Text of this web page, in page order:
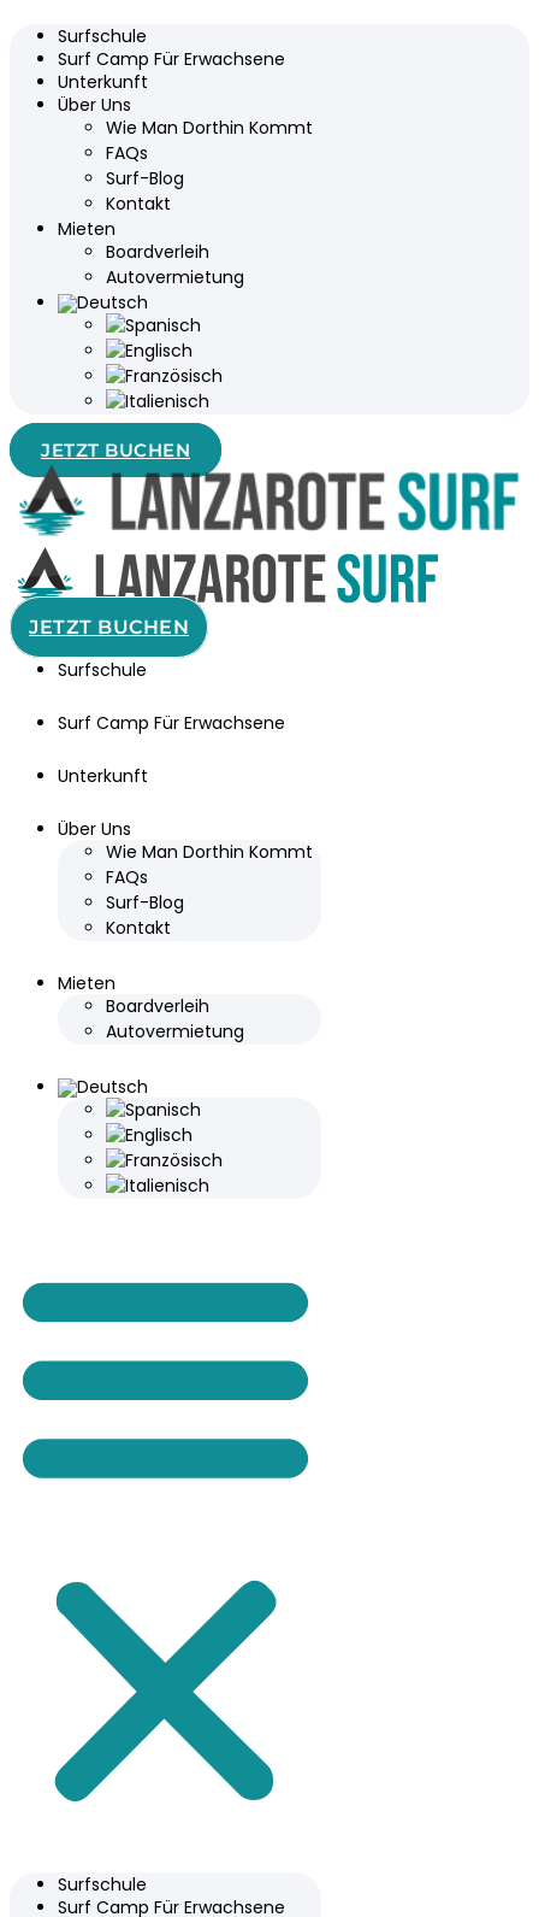
Surfschule
Surf Camp Für Erwachsene
Unterkunft
Über Uns
Wie Man Dorthin Kommt
FAQs
Surf-Blog
Kontakt
Mieten
Boardverleih
Autovermietung
JETZT BUCHEN
JETZT BUCHEN
Surfschule
Surf Camp Für Erwachsene
Unterkunft
Über Uns
Wie Man Dorthin Kommt
FAQs
Surf-Blog
Kontakt
Mieten
Boardverleih
Autovermietung
Surfschule
Surf Camp Für Erwachsene